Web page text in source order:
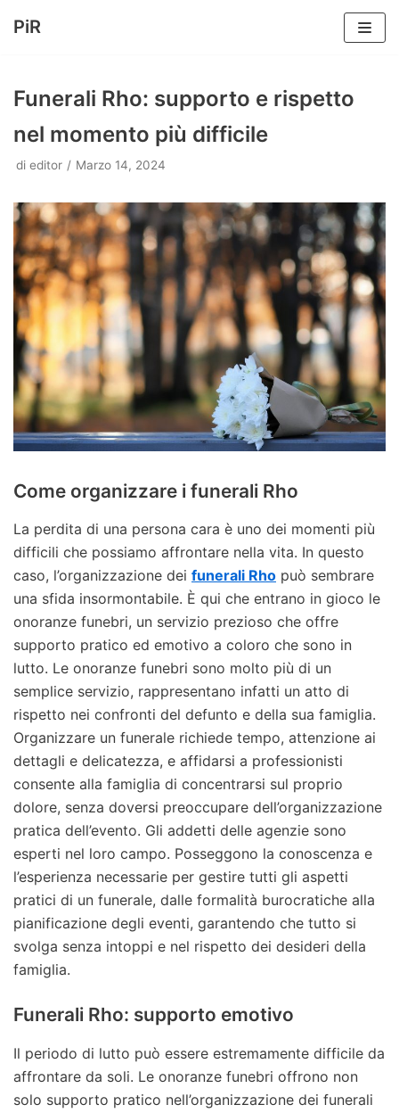
contenuto
PiR
Funerali Rho: supporto e rispetto
nel momento più difficile
di editor Marzo 14, 2024
Come organizzare i funerali Rho
La perdita di una persona cara è uno dei momenti più
difficili che possiamo affrontare nella vita. In questo
caso, l’organizzazione dei funerali Rho può sembrare
una sfida insormontabile. È qui che entrano in gioco le
onoranze funebri, un servizio prezioso che offre
supporto pratico ed emotivo a coloro che sono in
lutto. Le onoranze funebri sono molto più di un
semplice servizio, rappresentano infatti un atto di
rispetto nei confronti del defunto e della sua famiglia.
Organizzare un funerale richiede tempo, attenzione ai
dettagli e delicatezza, e affidarsi a professionisti
consente alla famiglia di concentrarsi sul proprio
dolore, senza doversi preoccupare dell’organizzazione
pratica dell’evento. Gli addetti delle agenzie sono
esperti nel loro campo. Posseggono la conoscenza e
l’esperienza necessarie per gestire tutti gli aspetti
pratici di un funerale, dalle formalità burocratiche alla
pianificazione degli eventi, garantendo che tutto si
svolga senza intoppi e nel rispetto dei desideri della
famiglia.
Funerali Rho: supporto emotivo
Il periodo di lutto può essere estremamente difficile da
affrontare da soli. Le onoranze funebri offrono non
solo supporto pratico nell’organizzazione dei funerali